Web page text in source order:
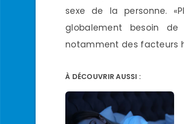
sexe de la personne.
globalement besoin
notamment des facteurs
À DÉCOUVRIR AUSSI :